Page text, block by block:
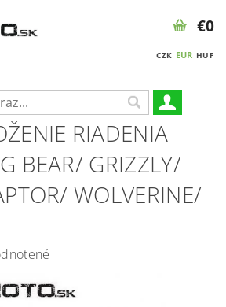
CZK EUR HUF
€0
RIADENIA
BEAR/ GRIZZLY/
WOLVERINE/